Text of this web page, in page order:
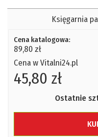
Księgarnia
Cena katalogowa:
89,80 zł
Cena w Vitalni24.pl
45,80 zł
Ostatnie